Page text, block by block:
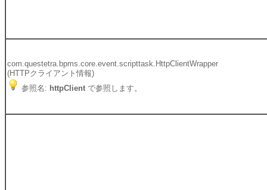
com.questetra.bpms.core.event.scripttask.HttpClientWrapper
(HTTPクライアント情報)
参照名: httpClient で参照します。